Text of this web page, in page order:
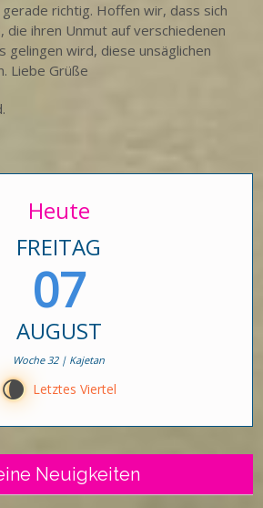
richtig. Hoffen wir, dass sich
die ihren Unmut auf verschiedenen
gelingen wird, diese unsäglichen
Liebe Grüße
Heute
FREITAG
07
AUGUST
Woche 32 | Kajetan
V Letztes Viertel
Neuigkeiten